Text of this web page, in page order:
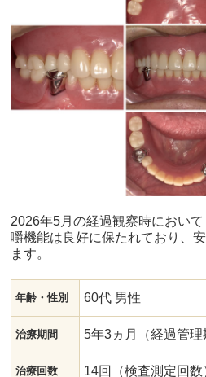
2026年5月の経過観察時におい
嚼機能は良好に保たれており、
ます。
年齢・性別 60代 男性
治療期間 5年3ヵ月（経過管理
治療回数 14回（検査測定回数